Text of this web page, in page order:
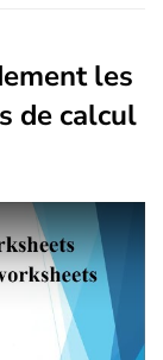
les
de calcul